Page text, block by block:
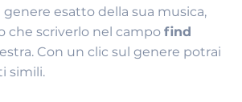
genere esatto della sua musica,
che scriverlo nel campo find
Con un clic sul genere potrai
simili.